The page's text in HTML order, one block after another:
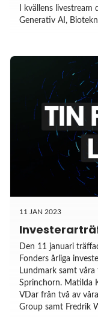
I kvällens
Generativ AI,
11 JAN 2023
Den 11 januari
Fonders årliga
Lundmark samt
Sprinchorn. Matilda
VDar från två av
Group samt Fredrik